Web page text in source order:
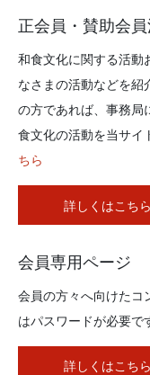
正会員・賛助会
和食文化に関する活動
なさまの活動などを紹
の方であれば、事務局
食文化の活動を当サイ
ちら
詳しくはこちら
会員専用ページ
会員の方々へ向けたコ
はパスワードが必要で
詳しくはこちら